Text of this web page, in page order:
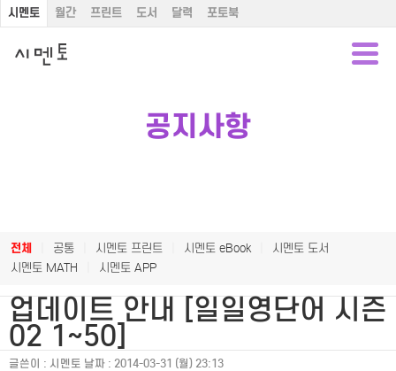
시멘토 월간 프린트 도서 달력 포토북
공지사항
전체 공통 시멘토 프린트 시멘토 eBook
시멘토 도서
시멘토 MATH
시멘토 APP
업데이트 안내 [일일영단어 시즌
02 1~50]
글쓴이 : 시멘토 날짜 : 2014-03-31 (월) 23:13